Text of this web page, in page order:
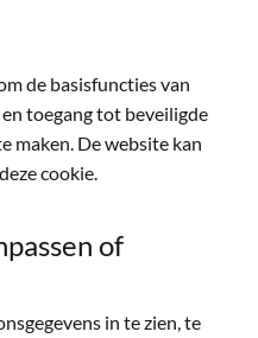
de basisfuncties van
toegang tot beveiligde
maken. De website kan
cookie.
of
in te zien, te